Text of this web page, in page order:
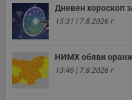
Дневен хороскоп
15:31 | 7.8.2026 г.
НИМХ обяви
13:46 | 7.8.2026 г.